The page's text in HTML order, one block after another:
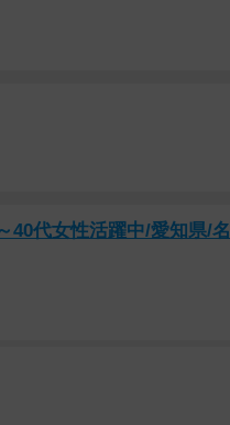
40代女性活躍中/愛知県/名